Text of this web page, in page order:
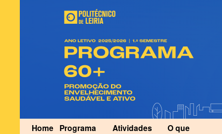
Home Programa
Atividades
O que